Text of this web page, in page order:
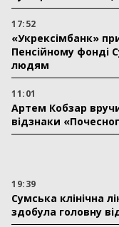
17:52
«Укрексімбанк»
Пенсійному
людям
11:01
Артем Кобзар
відзнаки
19:39
Сумська клінічна
здобула головну